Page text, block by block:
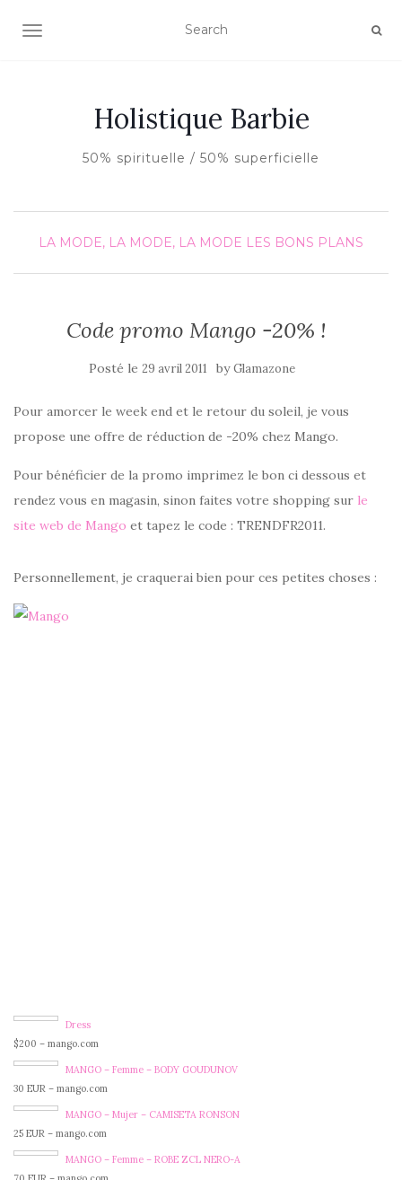
AFFICHER/MASQUER LA NAVIGATION
Holistique Barbie
50% spirituelle / 50% superficielle
LA MODE, LA MODE, LA MODE LES BONS PLANS
Code promo Mango -20% !
Posté le 29 avril 2011 byGlamazone
Pour amorcer le week end et le retour du soleil, je vous
propose une offre de réduction de -20% chez Mango.
Pour bénéficier de la promo imprimez le bon ci dessous et
rendez vous en magasin, sinon faites votre shopping sur le
site web de Mango et tapez le code : TRENDFR2011.
Personnellement, je craquerai bien pour ces petites choses :
Dress
$200 – mango.com
MANGO – Femme – BODY GOUDUNOV
30 EUR – mango.com
MANGO – Mujer – CAMISETA RONSON
25 EUR – mango.com
MANGO – Femme – ROBE ZCL NERO-A